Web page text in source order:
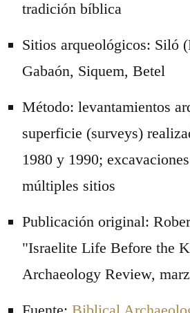
tradición bíblica
Sitios arqueológicos: Siló
Gabaón, Siquem, Betel
Método: levantamientos
superficie (surveys)
1980 y 1990;
múltiples sitios
Publicación original:
"Israelite Life Before the
Archaeology Review,